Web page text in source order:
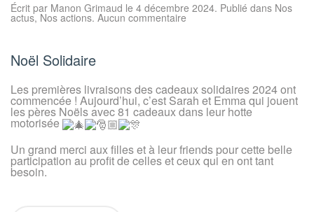
Écrit par Manon Grimaud le 4 décembre 2024. Publié dans Nos
actus, Nos actions. Aucun commentaire
cadeaux
Noël Solidaire
Les premières livraisons des cadeaux solidaires 2024 ont
commencée ! Aujourd’hui, c’est Sarah et Emma qui jouent
les pères Noëls avec 81 cadeaux dans leur hotte
motorisée
Un grand merci aux filles et à leur friends pour cette belle
participation au profit de celles et ceux qui en ont tant
besoin.